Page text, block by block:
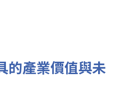
的產業價值與未